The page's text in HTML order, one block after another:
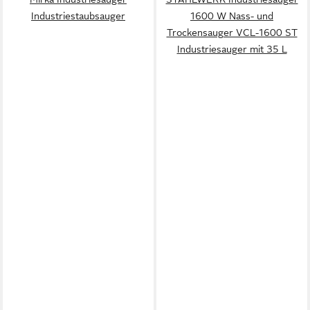
Industriestaubsauger
1600 W Nass- und
Trockensauger VCL-1600 ST
Industriesauger mit 35 L